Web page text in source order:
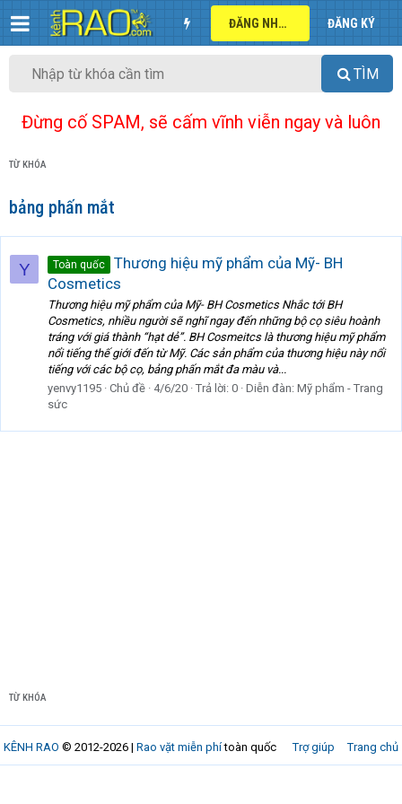
ĐĂNG NHẬP ĐĂNG KÝ
TÌM
Đừng cố SPAM, sẽ cấm vĩnh viễn ngay và luôn
TỪ KHÓA
bảng phấn mắt
Y Toàn quốc
Thương hiệu mỹ phẩm của Mỹ- BH
Cosmetics
Thương hiệu mỹ phẩm của Mỹ- BH Cosmetics Nhắc tới BH
Cosmetics, nhiều người sẽ nghĩ ngay đến những bộ cọ siêu hoành
tráng với giá thành “hạt dẻ”. BH Cosmeitcs là thương hiệu mỹ phẩm
nổi tiếng thế giới đến từ Mỹ. Các sản phẩm của thương hiệu này nổi
tiếng với các bộ cọ, bảng phấn mắt đa màu và...
yenvy1195 Chủ đề 4/6/20 Trả lời: 0 Diễn đàn: Mỹ phẩm - Trang
sức
TỪ KHÓA
Trợ giúp Trang chủ
KÊNH RAO © 2012-2026 | Rao vặt miễn phítoàn quốc